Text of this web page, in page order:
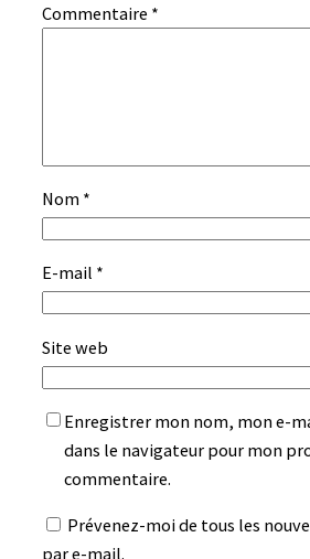
Commentaire *
Nom *
E-mail *
Site web
Enregistrer mon nom, mon e-
dans le navigateur pour mon
commentaire.
Prévenez-moi de tous les
par e-mail.